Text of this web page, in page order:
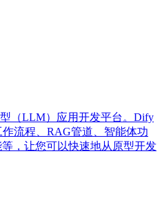
（LLM）应用开发平台。Dify
流程、RAG管道、智能体功
，让您可以快速地从原型开发